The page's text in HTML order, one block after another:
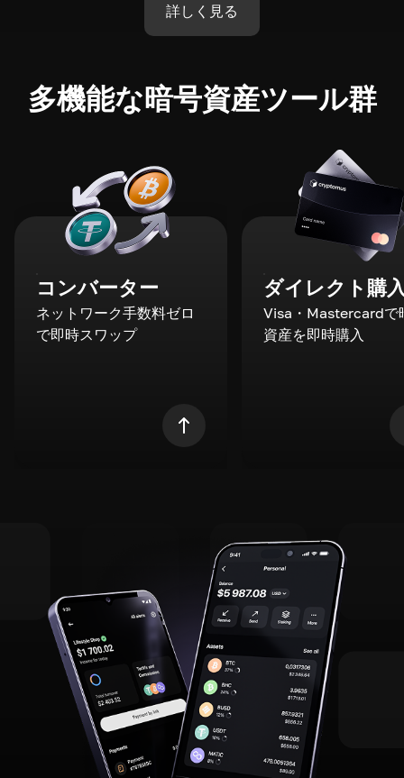
詳しく見る
多機能な暗号資産ツール群
コンバーター
ネットワーク手数料ゼロ
で即時スワップ
ダイレクト購
Visa・Mastercardで
資産を即時購入